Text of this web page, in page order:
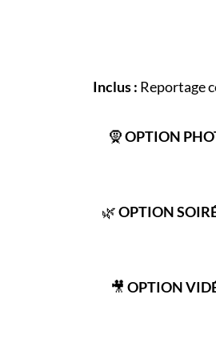
Inclus : Reportage
🧕OPTION
🌿OPTION
🎥 OPTION